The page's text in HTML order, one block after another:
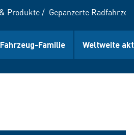
Produkte/ Gepanzerte
Fahrzeug-Familie Weltweite